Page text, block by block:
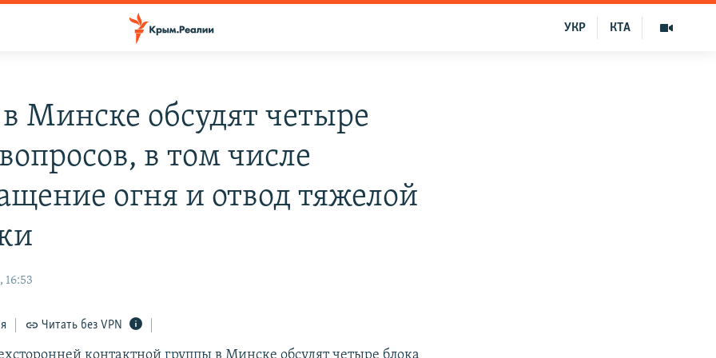
КТА
УКР
Минске обсудят четыре
в том числе
огня и отвод тяжелой
16:53
Читать без VPN